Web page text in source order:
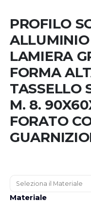
of
images
gallery
PROFILO
LAMIERA
FORMA
TASSELLO
M. 8.
FORATO
Materiale